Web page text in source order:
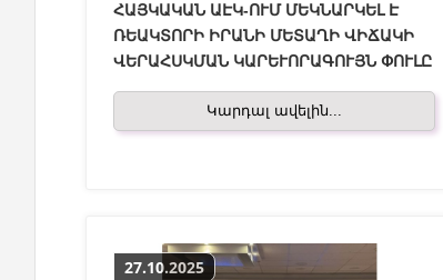
ՀԱՅԿԱԿԱՆ ԱԷԿ-ՈՒՄ ՄԵԿՆԱՐԿԵԼ Է
ՌԵԱԿՏՈՐԻ ԻՐԱՆԻ ՄԵՏԱՂԻ ՎԻՃԱԿԻ
ՎԵՐԱՀՍԿՄԱՆ ԿԱՐԵՒՈՐԱԳՈՒՅՆ ՓՈՒԼԸ
Կարդալ ավելին...
27.10.2025